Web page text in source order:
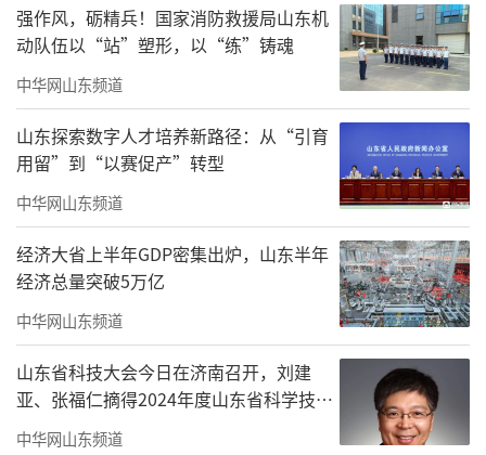
刘玮发言如下：
今日风和日丽、吉日良辰。热烈祝贺潍坊
市围棋运动协会第二届第一次会员代表大会圆
满成功并顺利完成换届选举。我谨代表新一届
理事会，向长期关心、支持潍坊围棋发展的潍
坊市体育局、体育总会致以衷心感谢！向莅临
大会的各位会员代表、理事、监事，以及多年
为潍坊围棋事业默默耕耘、无私奉献的全体同
仁，致以崇高的敬意和诚挚的问候！
此次当选协会新一任会长，我内心倍感荣
幸，更深觉使命在肩，亦有诚惶诚恐之敬畏。
我深知这一职务承载着大家的期盼与重托，更
强作风，砺精兵！国家消防救援局山东机
动队伍以“站”塑形，以“练”铸魂
中华网山东频道
山东探索数字人才培养新路径：从“引育
用留”到“以赛促产”转型
中华网山东频道
经济大省上半年GDP密集出炉，山东半年
经济总量突破5万亿
中华网山东频道
山东省科技大会今日在济南召开，刘建
亚、张福仁摘得2024年度山东省科学技术
奖最高奖！
中华网山东频道